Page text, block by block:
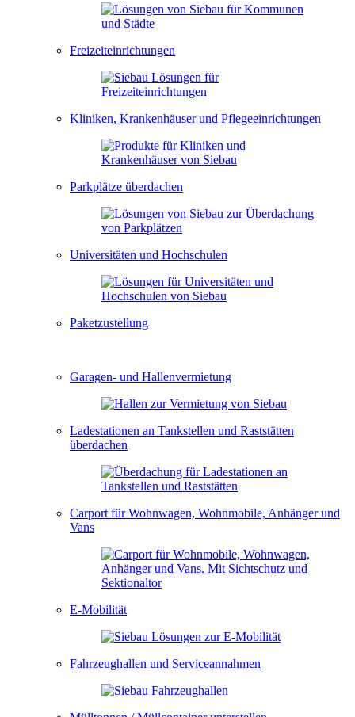
Freizeiteinrichtungen
Kliniken, Krankenhäuser und Pflegeeinrichtungen
Parkplätze überdachen
Universitäten und Hochschulen
Paketzustellung
Garagen- und Hallenvermietung
Ladestationen an Tankstellen und Raststätten
überdachen
Carport für Wohnwagen, Wohnmobile, Anhänger und
Vans
E-Mobilität
Fahrzeughallen und Serviceannahmen